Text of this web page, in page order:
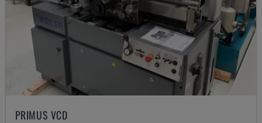
PRIMUS VCD